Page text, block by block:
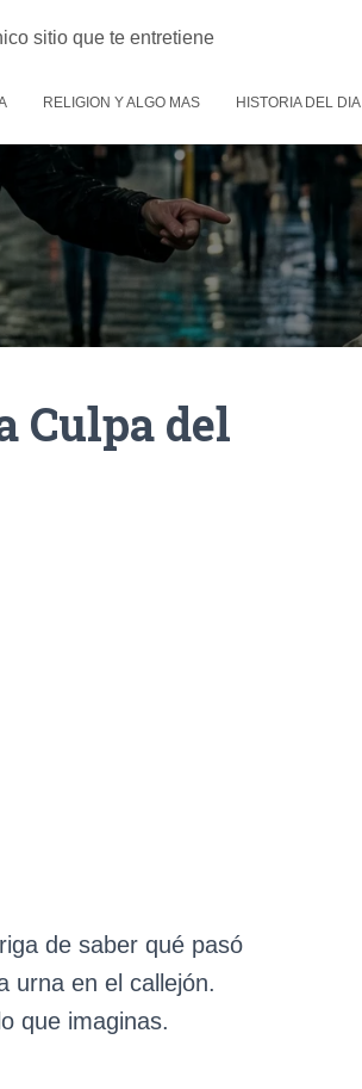
sitio que te entretiene
RELIGION Y ALGO MAS HISTORIA DEL DIA
Culpa del
de saber qué pasó
urna en el callejón.
que imaginas.